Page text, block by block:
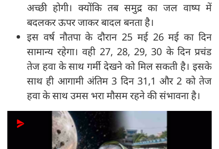
अच्छी होगी। क्योंकि तब समुद्र का जल वाष्प में
बदलकर ऊपर जाकर बादल बनता है।
इस वर्ष नौतपा के दौरान 25 मई 26 मई का दिन
सामान्य रहेगा। वही 27, 28, 29, 30 के दिन प्रचंड
तेज हवा के साथ गर्मी देखने को मिल सकती है। इसके
साथ ही आगामी अंतिम 3 दिन 31,1 और 2 को तेज
हवा के साथ उमस भरा मौसम रहने की संभावना है।